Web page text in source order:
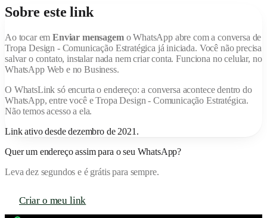
Sobre este link
Ao tocar emEnviar mensagem o WhatsApp abre com a conversa de
Tropa Design - Comunicação Estratégica já iniciada. Você não precisa
salvar o contato, instalar nada nem criar conta. Funciona no celular, no
WhatsApp Web e no Business.
O WhatsLink só encurta o endereço: a conversa acontece dentro do
WhatsApp, entre você eTropa Design - Comunicação Estratégica.
Não temos acesso a ela.
Link ativo desde dezembro de 2021 .
Quer um endereço assim para o seu WhatsApp?
Leva dez segundos e é grátis para sempre.
Criar o meu link